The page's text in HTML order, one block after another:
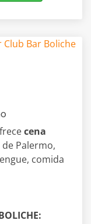
cena
Palermo,
comida